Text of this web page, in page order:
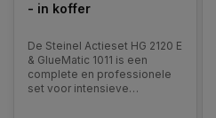
- in koffer
De Steinel Actieset HG 2120 E
& GlueMatic 1011 is een
complete en professionele
set voor intensieve